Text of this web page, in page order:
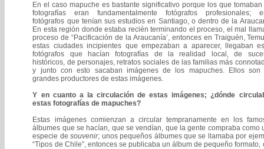
En el caso mapuche es bastante significativo porque los que
fotografías eran fundamentalmente fotógrafos profesionales;
fotógrafos que tenían sus estudios en Santiago, o dentro de la
En esta región donde estaba recién terminando el proceso, el mal
proceso de “Pacificación de la Araucanía’, entonces en Traiguén,
estas ciudades incipientes que empezaban a aparecer, llegaban
fotógrafos que hacían fotografías de la realidad local, de
históricos, de personajes, retratos sociales de las familias más
y junto con esto sacaban imágenes de los mapuches. Ellos son
grandes productores de estas imágenes.
Y en cuanto a la circulación de estas imágenes; ¿dónde
estas fotografías de mapuches?
Estas imágenes comienzan a circular tempranamente en los
álbumes que se hacían, que se vendían, que la gente compraba como
especie desouvenir; unos pequeños álbumes que se llamaba por
“Tipos de Chile”, entonces se publicaba un álbum de pequeño formato,